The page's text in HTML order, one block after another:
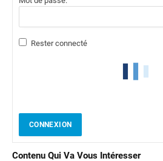
Rester connecté
CONNEXION
Contenu Qui Va Vous Intéresser